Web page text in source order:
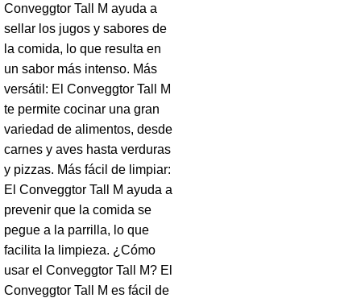
Conveggtor Tall M ayuda a
sellar los jugos y sabores de
la comida, lo que resulta en
un sabor más intenso. Más
versátil: El Conveggtor Tall M
te permite cocinar una gran
variedad de alimentos, desde
carnes y aves hasta verduras
y pizzas. Más fácil de limpiar:
El Conveggtor Tall M ayuda a
prevenir que la comida se
pegue a la parrilla, lo que
facilita la limpieza. ¿Cómo
usar el Conveggtor Tall M? El
Conveggtor Tall M es fácil de